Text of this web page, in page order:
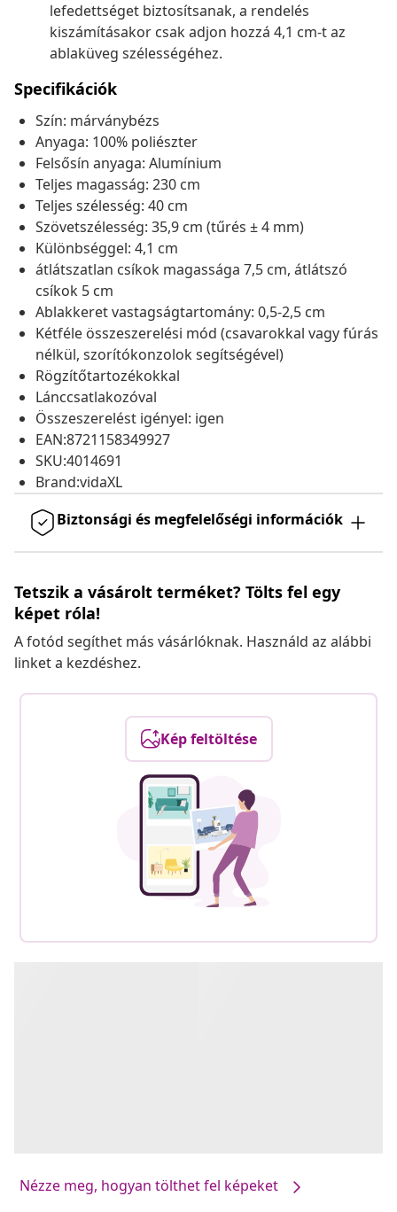
lefedettséget biztosítsanak, a rendelés
kiszámításakor csak adjon hozzá 4,1 cm-t az
ablaküveg szélességéhez.
Specifikációk
Szín: márványbézs
Anyaga: 100% poliészter
Felsősín anyaga: Alumínium
Teljes magasság: 230 cm
Teljes szélesség: 40 cm
Szövetszélesség: 35,9 cm (tűrés ± 4 mm)
Különbséggel: 4,1 cm
átlátszatlan csíkok magassága 7,5 cm, átlátszó
csíkok 5 cm
Ablakkeret vastagságtartomány: 0,5-2,5 cm
Kétféle összeszerelési mód (csavarokkal vagy fúrás
nélkül, szorítókonzolok segítségével)
Rögzítőtartozékokkal
Lánccsatlakozóval
Összeszerelést igényel: igen
EAN:8721158349927
SKU:4014691
Brand:vidaXL
Biztonsági és megfelelőségi információk
Tetszik a vásárolt terméket? Tölts fel egy
képet róla!
A fotód segíthet más vásárlóknak. Használd az alábbi
linket a kezdéshez.
Kép feltöltése
Nézze meg, hogyan tölthet fel képeket